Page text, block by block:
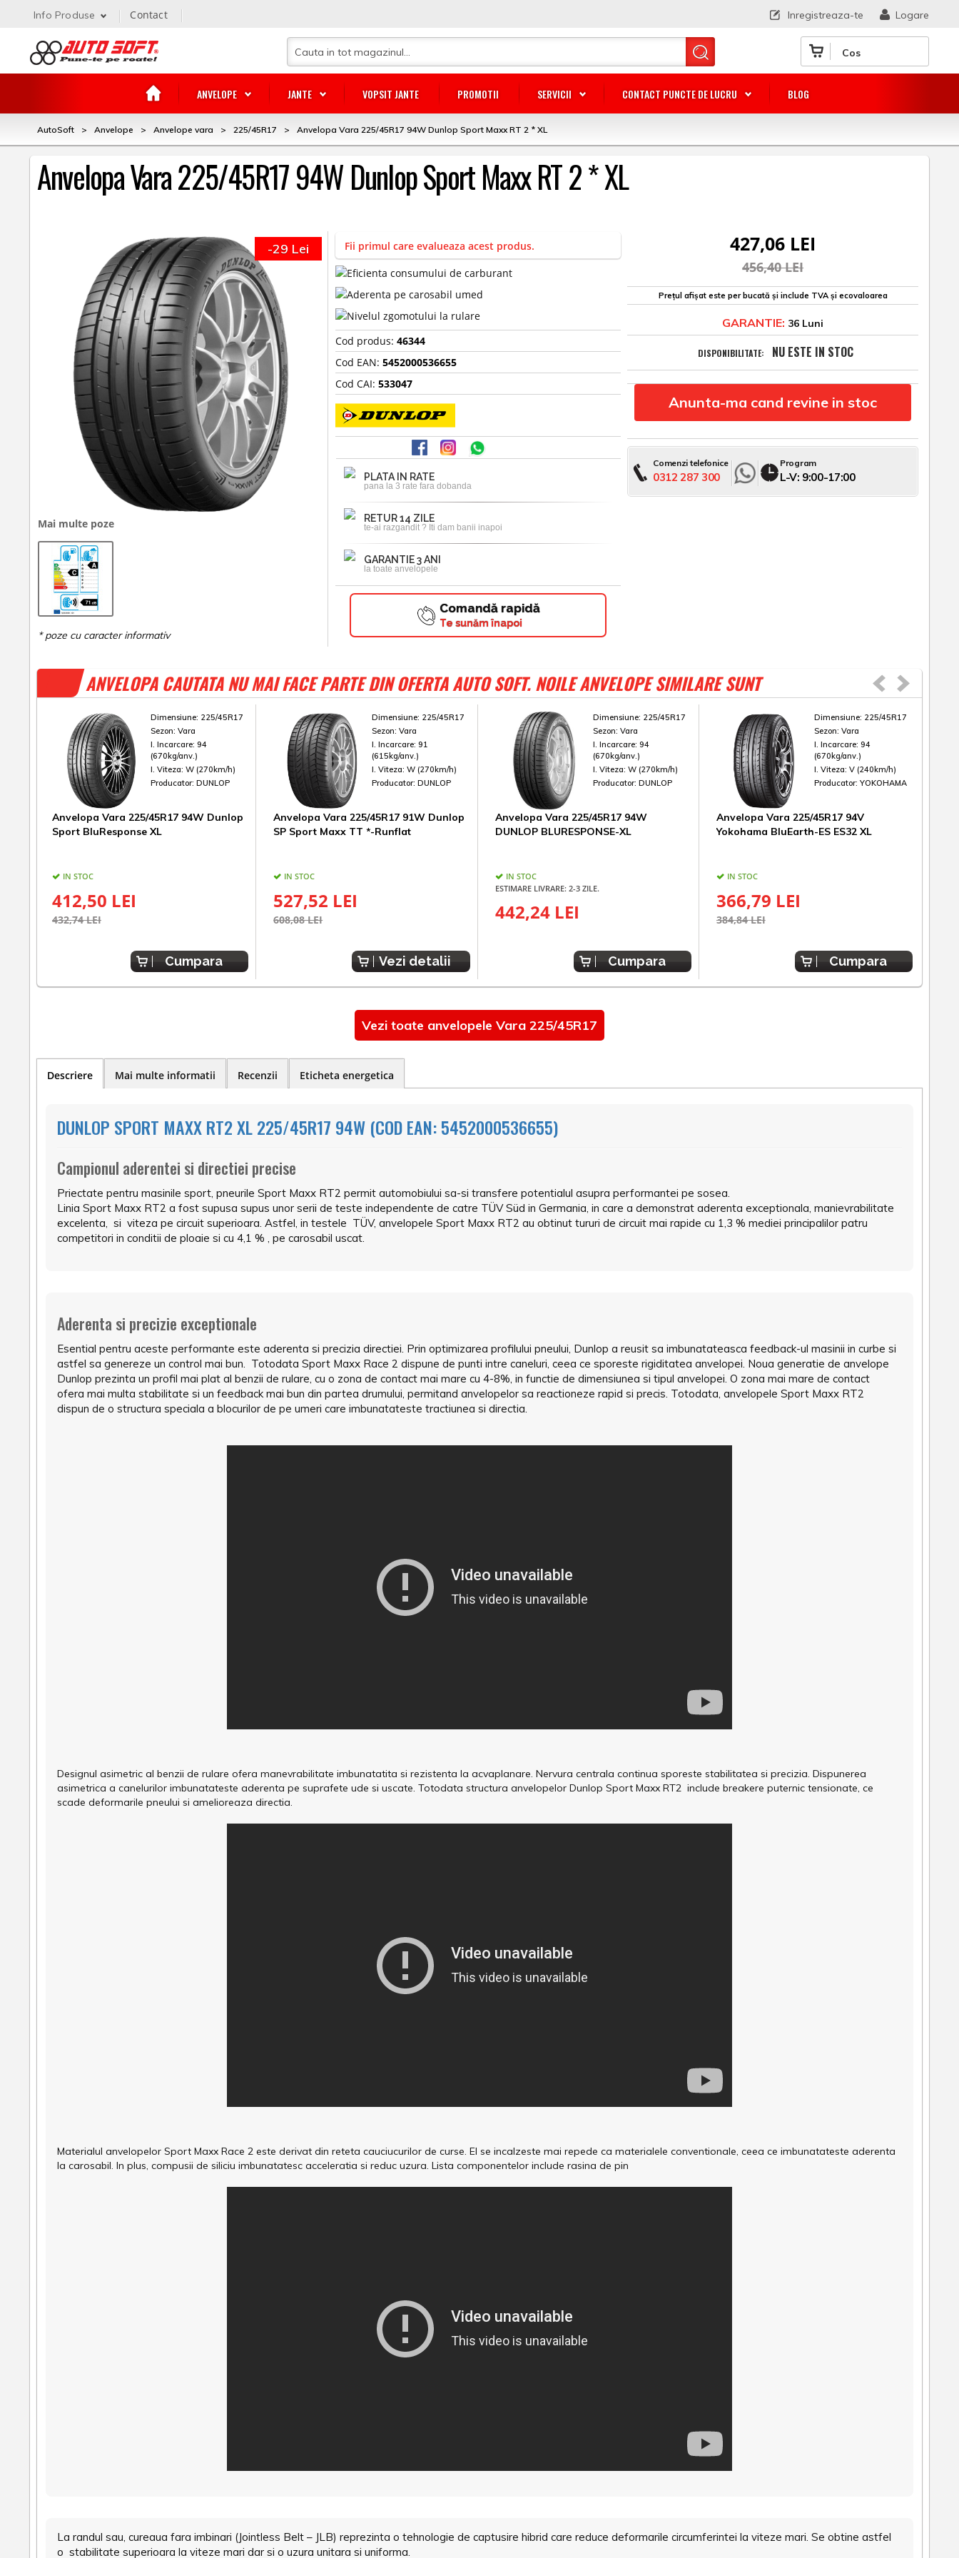
Cos
ANVELOPE JANTE VOPSIT JANTE PROMOTII SERVICII CONTACT PUNCTE DE LUCRU BLOG
Logare
Inregistreaza-te
Info Produse Contact
AutoSoft > Anvelope > Anvelope vara > 225/45R17 > Anvelopa Vara 225/45R17 94W Dunlop Sport Maxx RT 2 * XL
Anvelopa Vara 225/45R17 94W Dunlop Sport Maxx RT 2 * XL
Mai multe poze
-29 Lei Fii primul care evalueaza acest produs.
Cod produs:46344
Cod EAN:5452000536655
Cod CAI:533047
PLATA IN RATE
pana la 3 rate fara dobanda
RETUR 14 ZILE
te-ai razgandit ? Iti dam banii inapoi
GARANTIE 3 ANI
la toate anvelopele
Comandă rapidă
Te sunăm înapoi
427,06 LEI
456,40 LEI
Prețul afișat este per bucată și include TVA și ecovaloarea
GARANTIE: 36 Luni
DISPONIBILITATE: NU ESTE IN STOC
Anunta-ma cand revine in stoc
Comenzi telefonice
0312 287 300
Program
L-V: 9:00-17:00
ANVELOPA CAUTATA NU MAI FACE PARTE DIN OFERTA AUTO SOFT. NOILE ANVELOPE SIMILARE SUNT
Dimensiune: 225/45R17
Sezon: Vara
I. Incarcare: 94
(670kg/anv.)
I. Viteza: W (270km/h)
Producator: DUNLOP
Anvelopa Vara 225/45R17 94W Dunlop
Sport BluResponse XL
IN STOC
412,50 LEI
432,74 LEI
Cumpara
Dimensiune: 225/45R17
Sezon: Vara
I. Incarcare: 91
(615kg/anv.)
I. Viteza: W (270km/h)
Producator: DUNLOP
Anvelopa Vara 225/45R17 91W Dunlop
SP Sport Maxx TT *-Runflat
IN STOC
527,52 LEI
608,08 LEI
Vezi detalii
Dimensiune: 225/45R17
Sezon:Vara
I. Incarcare:94
(670kg/anv.)
I. Viteza:W (270km/h)
Producator:DUNLOP
Anvelopa Vara 225/45R17 94W
DUNLOP BLURESPONSE-XL
IN STOC
ESTIMARE LIVRARE: 2-3 ZILE.
442,24 LEI
Cumpara
Dimensiune: 225/45R17
Sezon:Vara
I. Incarcare:94
(670kg/anv.)
I. Viteza:V (240km/h)
Producator:YOKOHAMA
Anvelopa Vara 225/45R17 94V
Yokohama BluEarth-ES ES32 XL
IN STOC
366,79 LEI
384,84 LEI
Cumpara
Vezi toate anvelopele Vara 225/45R17
Descriere Mai multe informatii Recenzii Eticheta energetica
DUNLOP SPORT MAXX RT2 XL 225/45R17 94W (COD EAN: 5452000536655)
Campionul aderentei si directiei precise
Priectate pentru masinile sport, pneurile Sport Maxx RT2 permit automobiului sa-si transfere potentialul asupra performantei pe sosea.
Linia Sport Maxx RT2 a fost supusa supus unor serii de teste independente de catre TÜV Süd in Germania, in care a demonstrat aderenta exceptionala, manievrabilitate
excelenta, si viteza pe circuit superioara. Astfel, in testele TÜV, anvelopele Sport Maxx RT2 au obtinut tururi de circuit mai rapide cu 1,3 % mediei principalilor patru
competitori in conditii de ploaie si cu 4,1 % , pe carosabil uscat.
Aderenta si precizie exceptionale
Esential pentru aceste performante este aderenta si precizia directiei. Prin optimizarea profilului pneului, Dunlop a reusit sa imbunatateasca feedback-ul masinii in curbe si
astfel sa genereze un control mai bun. Totodata Sport Maxx Race 2 dispune de punti intre caneluri, ceea ce sporeste rigiditatea anvelopei. Noua generatie de anvelope
Dunlop prezinta un profil mai plat al benzii de rulare, cu o zona de contact mai mare cu 4-8%, in functie de dimensiunea si tipul anvelopei. O zona mai mare de contact
ofera mai multa stabilitate si un feedback mai bun din partea drumului, permitand anvelopelor sa reactioneze rapid si precis. Totodata, anvelopele Sport Maxx RT2
dispun de o structura speciala a blocurilor de pe umeri care imbunatateste tractiunea si directia.
Designul asimetric al benzii de rulare ofera manevrabilitate imbunatatita si rezistenta la acvaplanare. Nervura centrala continua sporeste stabilitatea si precizia. Dispunerea
asimetrica a canelurilor imbunatateste aderenta pe suprafete ude si uscate. Totodata structura anvelopelor Dunlop Sport Maxx RT2 include breakere puternic tensionate, ce
scade deformarile pneului si amelioreaza directia.
Materialul anvelopelor Sport Maxx Race 2 este derivat din reteta cauciucurilor de curse. El se incalzeste mai repede ca materialele conventionale, ceea ce imbunatateste aderenta
la carosabil. In plus, compusii de siliciu imbunatatesc acceleratia si reduc uzura. Lista componentelor include rasina de pin
La randul sau, cureaua fara imbinari (Jointless Belt – JLB) reprezinta o tehnologie de captusire hibrid care reduce deformarile circumferintei la viteze mari. Se obtine astfel
o stabilitate superioara la viteze mari dar si o uzura unitara si uniforma.